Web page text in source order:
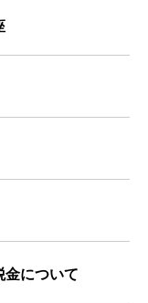
金について